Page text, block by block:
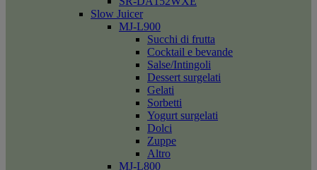
Slow Juicer
MJ-L900
Succhi di frutta
Cocktail e bevande
Salse/Intingoli
Dessert surgelati
Gelati
Sorbetti
Yogurt surgelati
Dolci
Zuppe
Altro
MJ-L800